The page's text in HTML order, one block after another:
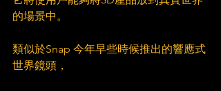
的場景中。
類似於Snap 今年早些時候推出的響應式
世界鏡頭，